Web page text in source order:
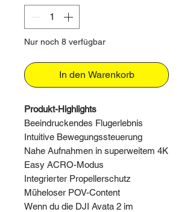
Nur noch 8 verfügbar
In den Warenkorb
Produkt-Highlights
Beeindruckendes Flugerlebnis
Intuitive Bewegungssteuerung
Nahe Aufnahmen in superweitem 4K
Easy ACRO-Modus
Integrierter Propellerschutz
Müheloser POV-Content
Wenn du die DJI Avata 2 im